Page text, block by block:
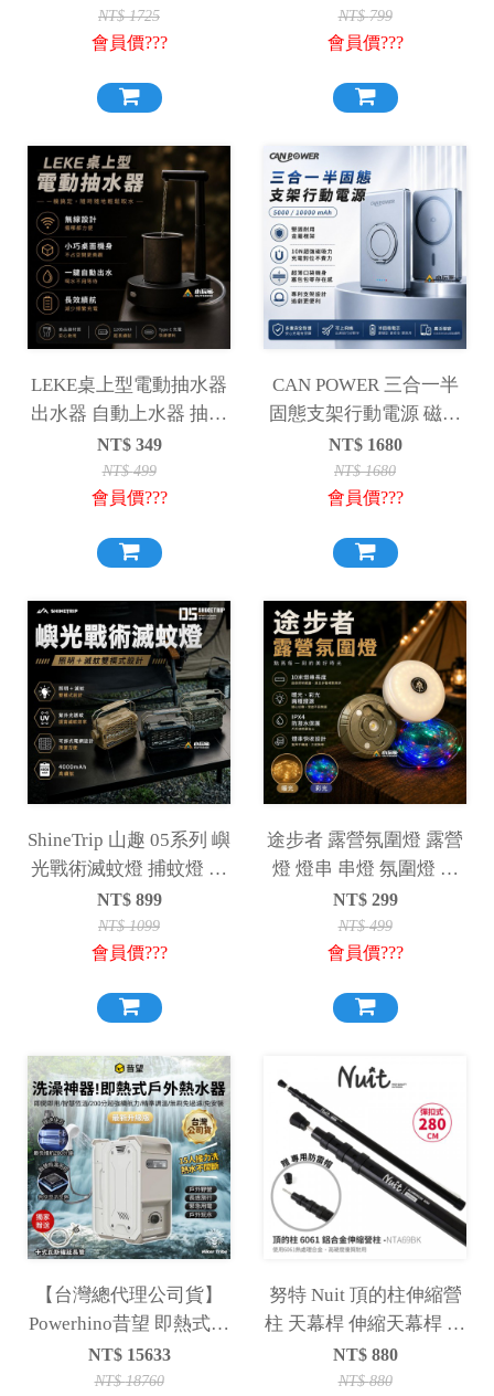
NT$1725
會員價???
NT$799
會員價???
LEKE桌上型電動抽水器
出水器 自動上水器 抽水
機
NT$ 349
NT$499
會員價???
CAN POWER 三合一半
固態支架行動電源 磁吸
行動電源 行動電源
5000mAh 10000mAh
NT$ 1680
NT$1680
會員價???
ShineTrip 山趣 05系列 嶼
光戰術滅蚊燈 捕蚊燈 露
營燈 照明燈 滅蚊 驅蚊
NT$ 899
NT$1099
會員價???
途步者 露營氛圍燈 露營
燈 燈串 串燈 氛圍燈 氣
氛燈 照明燈
NT$ 299
NT$499
會員價???
【台灣總代理公司貨】
Powerhino昔望 即熱式戶
外露營熱水器 獨家贈送
卡式瓦斯罐延長管 智能
NT$ 15633
NT$18760
努特 Nuit 頂的柱伸縮營
柱 天幕桿 伸縮天幕桿 伸
縮營柱 天幕桿 營柱 伸縮
帳篷桿 帳篷門桿
NT$ 880
NT$880